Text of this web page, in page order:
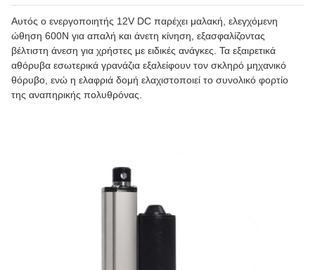
Αυτός ο ενεργοποιητής 12V DC παρέχει μαλακή, ελεγχόμενη
ώθηση 600N για απαλή και άνετη κίνηση, εξασφαλίζοντας
βέλτιστη άνεση για χρήστες με ειδικές ανάγκες. Τα εξαιρετικά
αθόρυβα εσωτερικά γρανάζια εξαλείφουν τον σκληρό μηχανικό
θόρυβο, ενώ η ελαφριά δομή ελαχιστοποιεί το συνολικό φορτίο
της αναπηρικής πολυθρόνας.